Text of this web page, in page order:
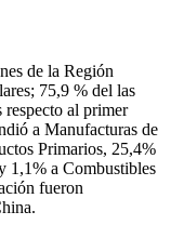
de la Región
75,9 % del las
respecto al primer
a Manufacturas de
Primarios, 25,4%
1,1% a Combustibles
fueron